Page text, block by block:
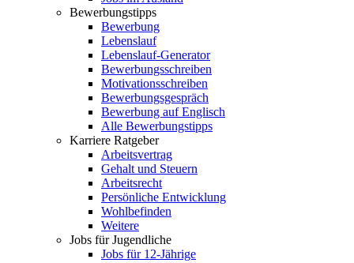
Bewerbungstipps
Bewerbung
Lebenslauf
Lebenslauf-Generator
Bewerbungsschreiben
Motivationsschreiben
Bewerbungsgespräch
Bewerbung auf Englisch
Alle Bewerbungstipps
Karriere Ratgeber
Arbeitsvertrag
Gehalt und Steuern
Arbeitsrecht
Persönliche Entwicklung
Wohlbefinden
Weitere
Jobs für Jugendliche
Jobs für 12-Jährige